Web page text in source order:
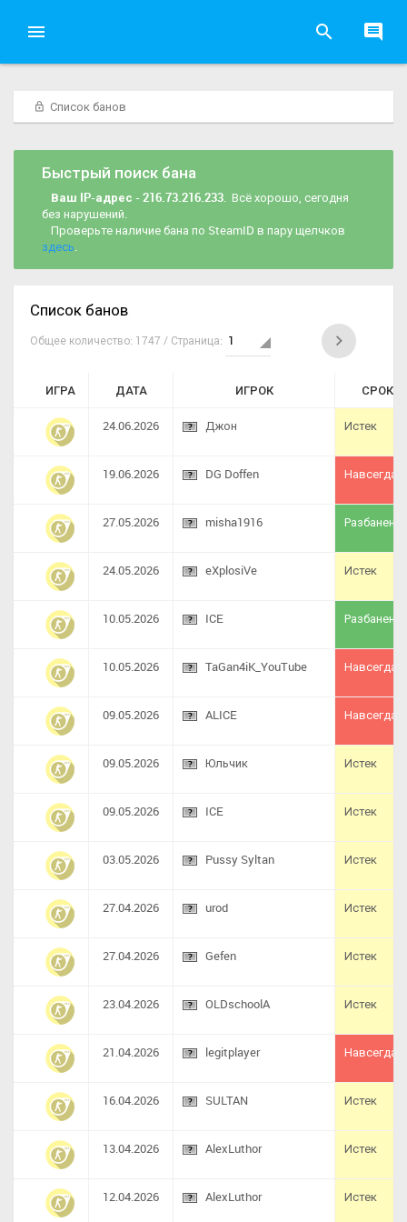
Список банов
Быстрый поиск бана
Ваш IP-адрес - 216.73.216.233. Всё хорошо, сегодня
без нарушений.
Проверьте наличие бана по SteamID в пару щелчков
здесь.
Список банов
Общее количество: 1747 / Страница:
ИГРА ДАТА ИГРОК СРОК
24.06.2026 Джон Истек
19.06.2026 DG Doffen Навсегда
27.05.2026 misha1916 Разбанен
24.05.2026 eXplosiVe Истек
10.05.2026 ICE Разбанен
10.05.2026 TaGan4iK_YouTube Навсегда
09.05.2026 ALICE Навсегда
09.05.2026 Юльчик Истек
09.05.2026 ICE Истек
03.05.2026 Pussy Syltan Истек
27.04.2026 urod Истек
27.04.2026 Gefen Истек
23.04.2026 OLDschoolA Истек
21.04.2026 legitplayer Навсегда
16.04.2026 SULTAN Истек
13.04.2026 AlexLuthor Истек
12.04.2026 AlexLuthor Истек